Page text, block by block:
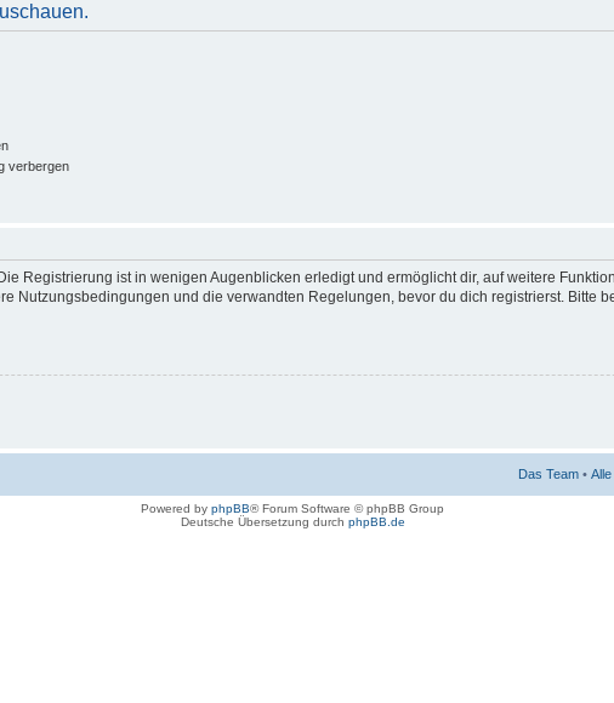
verbergen
Registrierung ist in wenigen Augenblicken erledigt und ermöglicht dir, auf weitere
Nutzungsbedingungen und die verwandten Regelungen, bevor du dich registrierst. Bitte
Das Team •
Powered by phpBB® Forum Software © phpBB Group
Deutsche Übersetzung durch phpBB.de